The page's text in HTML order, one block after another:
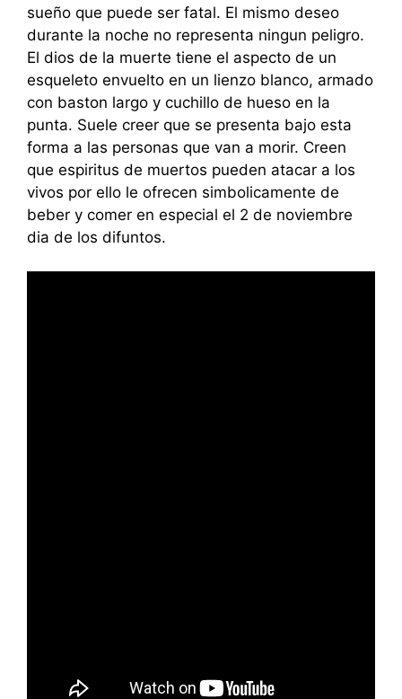
sueño que puede ser fatal. El mismo deseo
durante la noche no representa ningun peligro.
El dios de la muerte tiene el aspecto de un
esqueleto envuelto en un lienzo blanco, armado
con baston largo y cuchillo de hueso en la
punta. Suele creer que se presenta bajo esta
forma a las personas que van a morir. Creen
que espiritus de muertos pueden atacar a los
vivos por ello le ofrecen simbolicamente de
beber y comer en especial el 2 de noviembre
dia de los difuntos.